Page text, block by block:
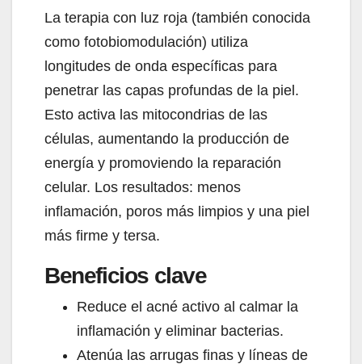
La terapia con luz roja (también conocida
como fotobiomodulación) utiliza
longitudes de onda específicas para
penetrar las capas profundas de la piel.
Esto activa las mitocondrias de las
células, aumentando la producción de
energía y promoviendo la reparación
celular. Los resultados: menos
inflamación, poros más limpios y una piel
más firme y tersa.
Beneficios clave
Reduce el acné activo al calmar la
inflamación y eliminar bacterias.
Atenúa las arrugas finas y líneas de